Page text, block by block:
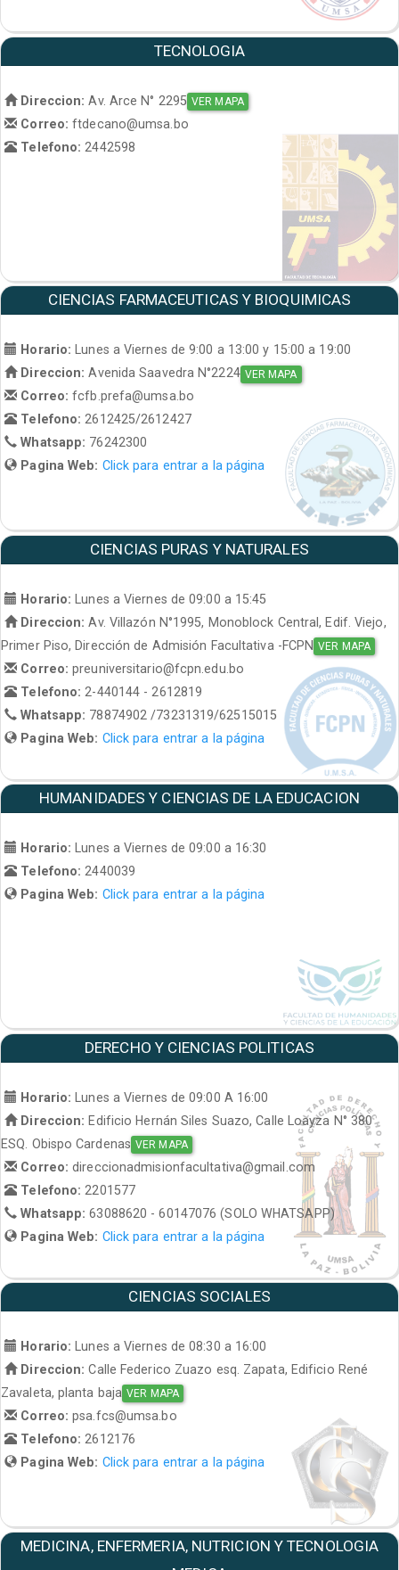
TECNOLOGIA
Direccion: Av. Arce N° 2295 VER MAPA
Correo:ftdecano@umsa.bo
Telefono: 2442598
CIENCIAS FARMACEUTICAS Y BIOQUIMICAS
Horario: Lunes a Viernes de 9:00 a 13:00 y 15:00 a 19:00
Direccion: Avenida Saavedra N°2224 VER MAPA
Correo:fcfb.prefa@umsa.bo
Telefono:2612425/2612427
Whatsapp: 76242300
Pagina Web: Click para entrar a la página
CIENCIAS PURAS Y NATURALES
Horario:
Lunes a Viernes de 09:00 a 15:45
Direccion: Av. Villazón N°1995, Monoblock Central, Edif. Viejo,
Primer Piso, Dirección de Admisión Facultativa -FCPN VER MAPA
Correo:preuniversitario@fcpn.edu.bo
Telefono: 2-440144 - 2612819
Whatsapp: 78874902 /73231319/62515015
Pagina Web: Click para entrar a la página
HUMANIDADES Y CIENCIAS DE LA EDUCACION
Horario: Lunes a Viernes de 09:00 a 16:30
Telefono:2440039
Pagina Web: Click para entrar a la página
DERECHO Y CIENCIAS POLITICAS
Horario:
Lunes a Viernes de 09:00 A 16:00
Direccion: Edificio Hernán Siles Suazo, Calle Loayza N° 380
ESQ. Obispo Cardenas VER MAPA
Correo:direccionadmisionfacultativa@gmail.com
Telefono: 2201577
Whatsapp:63088620 - 60147076 (SOLO WHATSAPP)
Pagina Web: Click para entrar a la página
CIENCIAS SOCIALES
Horario:
Lunes a Viernes de 08:30 a 16:00
Direccion: Calle Federico Zuazo esq. Zapata, Edificio René
Zavaleta, planta baja VER MAPA
Correo:psa.fcs@umsa.bo
Telefono: 2612176
Pagina Web: Click para entrar a la página
MEDICINA, ENFERMERIA, NUTRICION Y TECNOLOGIA